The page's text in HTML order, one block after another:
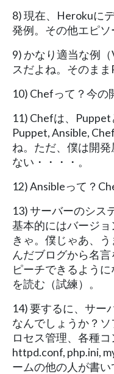
8) 現在、Herokuに
発例。その他エピソ
9) かなり適当な例
スだよね。そのまま
10) Chefって？今の
11) Chefは、Puppet
Puppet, Ansible,
ね。ただ、僕は開
ない・・・・。
12) Ansibleって？
13) サーバーのシス
基本的にはバージ
きゃ。僕じゃあ、
んだブログから名
ピーチできるよう
を読む（試練）。
14) 要するに、サー
なんでしょうか？
ロセス管理、各種
httpd.conf, php.ini,
ームの他の人が書